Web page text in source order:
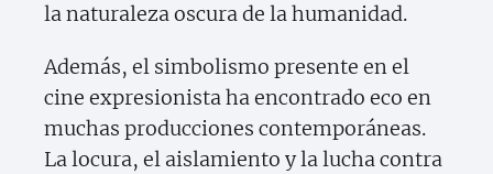
la naturaleza oscura de la humanidad.
Además, el simbolismo presente en el
cine expresionista ha encontrado eco en
muchas producciones contemporáneas.
La locura, el aislamiento y la lucha contra